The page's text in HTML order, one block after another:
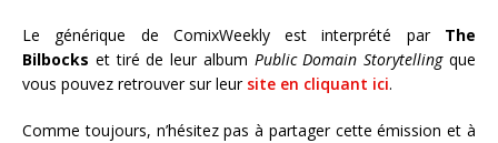
Le générique de ComixWeekly est interprété par The
Bilbocks et tiré de leur album Public Domain Storytellingque
vous pouvez retrouver sur leursite en cliquant ici.
Comme toujours, n’hésitez pas à partager cette émission et à